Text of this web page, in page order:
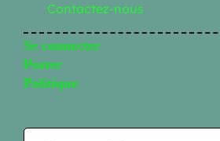
Contactez-nous
Se connecter
Poster
Politique